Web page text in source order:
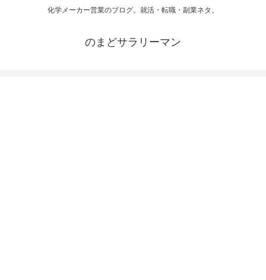
化学メーカー営業のブログ。就活・転職・副業ネタ。
のまどサラリーマン